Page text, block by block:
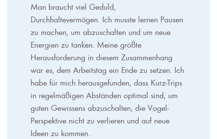
Man braucht viel Geduld,
Durchhaltevermögen. Ich musste lernen Pausen
zu machen, um abzuschalten und um neue
Energien zu tanken. Meine größte
Herausforderung in diesem Zusammenhang
war es, dem Arbeitstag ein Ende zu setzen. Ich
habe für mich herausgefunden, dass Kurz-Trips
in regelmäßigen Abständen optimal sind, um
guten Gewissens abzuschalten, die Vogel-
Perspektive nicht zu verlieren und auf neue
Ideen zu kommen.